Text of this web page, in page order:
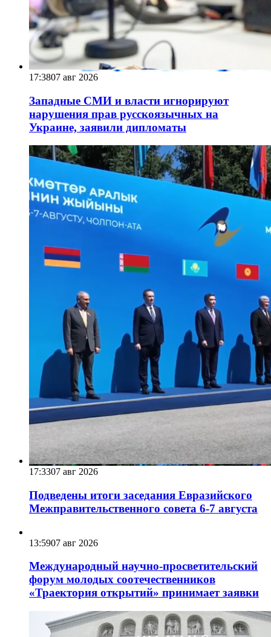
17:3807 авг 2026
Западные СМИ и власти игнорируют
нарушения прав русскоязычных на
Украине, заявили дипломаты
17:3307 авг 2026
Подведены итоги заседания Евразийского
Межправительственного совета 6-7 августа
13:5907 авг 2026
Международный научно-просветительский
форум молодых соотечественников
«Траектория открытий» принимает заявки